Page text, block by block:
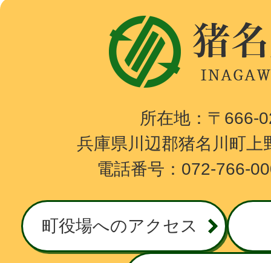
猪
名
川
N
A
G
A
T
所在地：〒
兵庫県川辺郡猪名川町上
電話番号：072-766-
町役場へのアクセス